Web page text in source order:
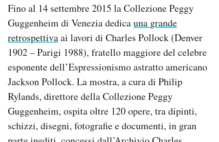
SHOP
CALENDARIO
AREA PERSONALE
Area Personale
Notifiche mobile
Fino al 14 settembre 2015 la Collezione Peggy
Guggenheim di Venezia dedicauna grande
retrospettivaai lavori di Charles Pollock (Denver
1902 – Parigi 1988), fratello maggiore del celebre
esponente dell’Espressionismo astratto americano
Jackson Pollock. La mostra, a cura di Philip
Rylands, direttore della Collezione Peggy
Guggenheim, ospita oltre 120 opere, tra dipinti,
schizzi, disegni, fotografie e documenti, in gran